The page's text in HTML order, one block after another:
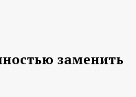
заменить